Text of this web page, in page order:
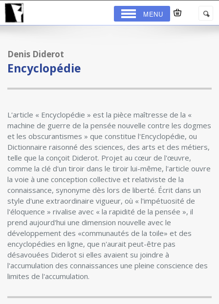
MENU
Denis Diderot
Encyclopédie
L'article « Encyclopédie » est la pièce maîtresse de la «
machine de guerre de la pensée nouvelle contre les dogmes
et les obscurantismes » que constitue l'Encyclopédie, ou
Dictionnaire raisonné des sciences, des arts et des métiers,
telle que la conçoit Diderot. Projet au cœur de l'œuvre,
comme la clé d'un tiroir dans le tiroir lui-même, l'article ouvre
la voie à une conception collective et relativiste de la
connaissance, synonyme dès lors de liberté. Écrit dans un
style d'une extraordinaire vigueur, où « l'impétuosité de
l'éloquence » rivalise avec « la rapidité de la pensée », il
prend aujourd'hui une dimension nouvelle avec le
développement des «communautés de la toile» et des
encyclopédies en ligne, que n'aurait peut-être pas
désavouées Diderot si elles avaient su joindre à
l'accumulation des connaissances une pleine conscience des
limites de l'accumulation.